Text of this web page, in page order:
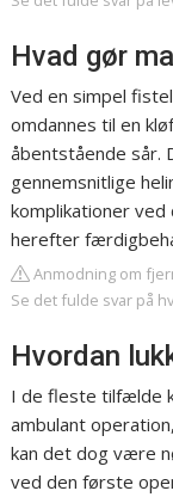
Hvad gør
Ved en simpel
omdannes til en
åbentstående sår.
gennemsnitlige
komplikationer
herefter
Anmodning om
Se det fulde svar på
Hvordan
I de fleste tilfælde
ambulant
kan det dog være
ved den første